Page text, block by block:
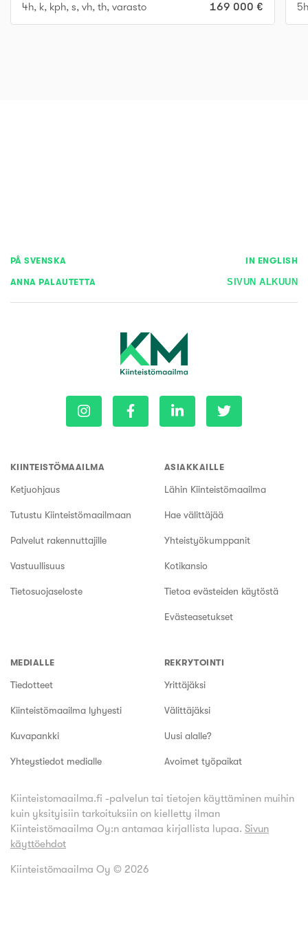
4h, k, kph, s, vh, th, varasto 169 000 €
PÅ SVENSKA IN ENGLISH
ANNA PALAUTETTA SIVUN ALKUUN
KIINTEISTÖMAAILMA
Ketjuohjaus
Tutustu Kiinteistömaailmaan
Palvelut rakennuttajille
Vastuullisuus
Tietosuojaseloste
ASIAKKAILLE
Lähin Kiinteistömaailma
Hae välittäjää
Yhteistyökumppanit
Kotikansio
Tietoa evästeiden käytöstä
Evästeasetukset
MEDIALLE
Tiedotteet
Kiinteistömaailma lyhyesti
Kuvapankki
Yhteystiedot medialle
REKRYTOINTI
Yrittäjäksi
Välittäjäksi
Uusi alalle?
Avoimet työpaikat
Kiinteistomaailma.fi -palvelun tai tietojen käyttäminen muihin
kuin yksityisiin tarkoituksiin on kielletty ilman
Kiinteistömaailma Oy:n antamaa kirjallista lupaa. Sivun
käyttöehdot
Kiinteistömaailma Oy © 2026